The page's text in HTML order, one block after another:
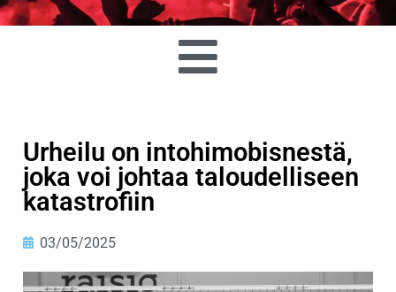
Urheilu on intohimobisnestä,
joka voi johtaa taloudelliseen
katastrofiin
03/05/2025